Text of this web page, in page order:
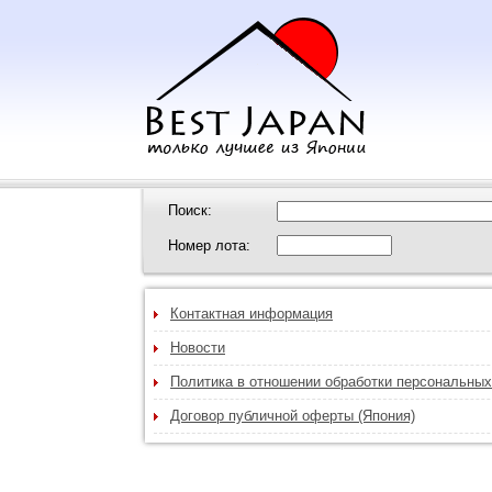
Поиск:
Номер лота:
Контактная информация
Новости
Политика в отношении обработки
Договор публичной оферты (Япония)